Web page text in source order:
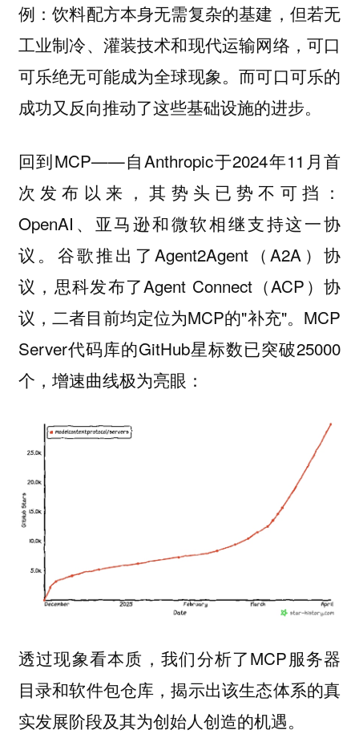
例：饮料配方本身无需复杂的基建，但若无
工业制冷、灌装技术和现代运输网络，可口
可乐绝无可能成为全球现象。而可口可乐的
成功又反向推动了这些基础设施的进步。
回到MCP——自Anthropic于2024年11月首
次发布以来，其势头已势不可挡：
OpenAI、亚马逊和微软相继支持这一协
议。谷歌推出了Agent2Agent（A2A）协
议，思科发布了Agent Connect（ACP）协
议，二者目前均定位为MCP的"补充"。MCP
Server代码库的GitHub星标数已突破25000
个，增速曲线极为亮眼：
透过现象看本质，我们分析了MCP服务器
目录和软件包仓库，揭示出该生态体系的真
实发展阶段及其为创始人创造的机遇。